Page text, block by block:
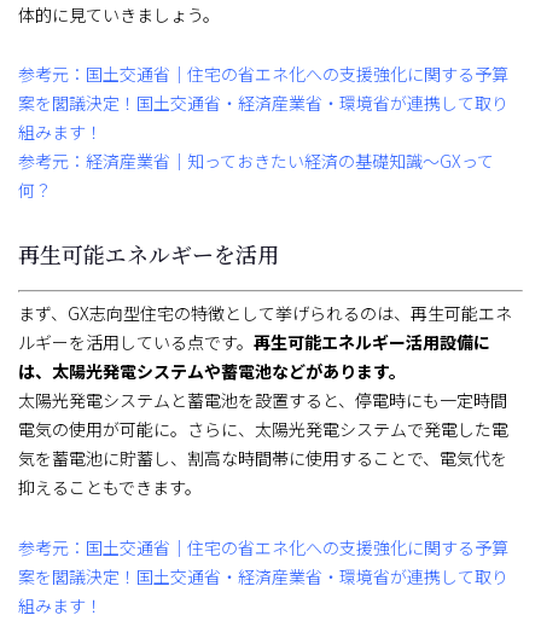
体的に見ていきましょう。
参考元：国土交通省｜住宅の省エネ化への支援強化に関する予算
案を閣議決定！国土交通省・経済産業省・環境省が連携して取り
組みます！
参考元：経済産業省｜知っておきたい経済の基礎知識～GXって
何？
再生可能エネルギーを活用
まず、GX志向型住宅の特徴として挙げられるのは、再生可能エネ
ルギーを活用している点です。 再生可能エネルギー活用設備に
は、太陽光発電システムや蓄電池などがあります。
太陽光発電システムと蓄電池を設置すると、停電時にも一定時間
電気の使用が可能に。さらに、太陽光発電システムで発電した電
気を蓄電池に貯蓄し、割高な時間帯に使用することで、電気代を
抑えることもできます。
参考元：国土交通省｜住宅の省エネ化への支援強化に関する予算
案を閣議決定！国土交通省・経済産業省・環境省が連携して取り
組みます！